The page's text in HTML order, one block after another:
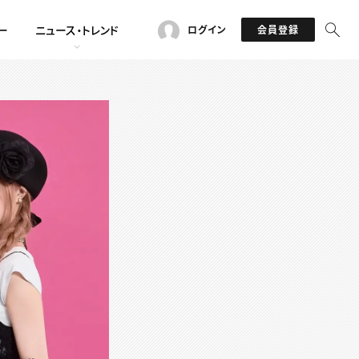
ニュース・トレンド ログイン 会員登録